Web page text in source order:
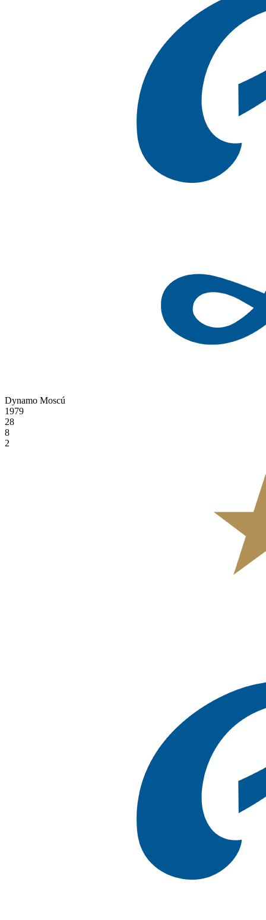
Dynamo Moscú
1979
28
8
2